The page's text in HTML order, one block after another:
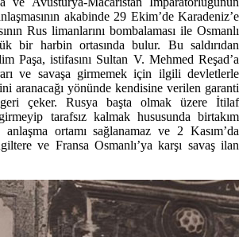
akabinde 29 Ekim’de Karadeniz’e
Rus limanlarını bombalaması ile Osmanlı
bir harbin ortasında bulur. Bu saldırıdan
Paşa, istifasını Sultan V. Mehmed Reşad’a
ve savaşa girmemek için ilgili devletlerle
aranacağı yönünde kendisine verilen garanti
geri çeker. Rusya başta olmak üzere İtilaf
tarafsız kalmak hususunda birtakım
ortamı sağlanamaz ve 2 Kasım’da
ve Fransa Osmanlı’ya karşı savaş ilan